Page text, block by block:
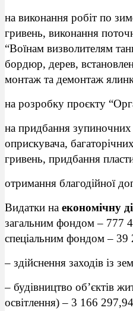
на виконання робіт по
гривень, виконання
“Воїнам визволителям
бордюр, дерев,
монтаж та демонтаж
на розробку проєкту
на придбання зупиночних
оприскувача,
гривень, придбання
отримання благодійної
Видатки на економічну
загальним фондом – 777
спеціальним фондом – 39
– здійснення заходів із
– будівництво об’єктів
освітлення) – 3 166